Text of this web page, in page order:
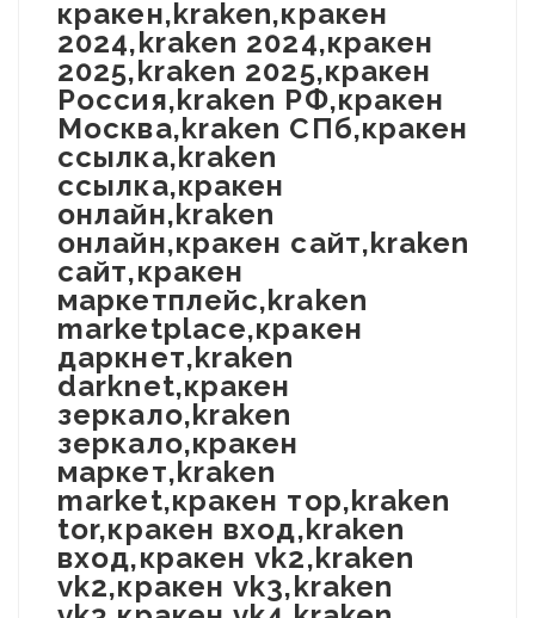
кракен,kraken,кракен
2024,kraken 2024,кракен
2025,kraken 2025,кракен
Россия,kraken РФ,кракен
Москва,kraken СПб,кракен
ссылка,kraken
ссылка,кракен
онлайн,kraken
онлайн,кракен сайт,kraken
сайт,кракен
маркетплейс,kraken
marketplace,кракен
даркнет,kraken
darknet,кракен
зеркало,kraken
зеркало,кракен
маркет,kraken
market,кракен тор,kraken
tor,кракен вход,kraken
вход,кракен vk2,kraken
vk2,кракен vk3,kraken